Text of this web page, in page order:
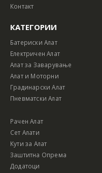
Контакт
КАТЕГОРИИ
Батериски Алат
Електричен Алат
Алат за Заварување
Алат и Моторни
Градинарски Алат
Пневматски Алат
Рачен Алат
Сет Алати
Кути за Алат
Заштитна Опрема
Додатоци